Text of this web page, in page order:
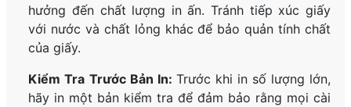
hưởng đến chất lượng in ấn. Tránh tiếp xúc giấy
với nước và chất lỏng khác để bảo quản tính chất
của giấy.
Kiểm Tra Trước Bản In: Trước khi in số lượng lớn,
hãy in một bản kiểm tra để đảm bảo rằng mọi cài